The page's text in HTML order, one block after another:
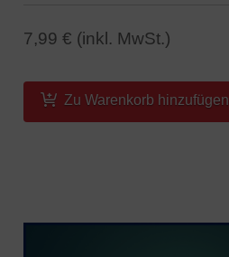
7,99 € (inkl. MwSt.)
Zu Warenkorb hinzufügen